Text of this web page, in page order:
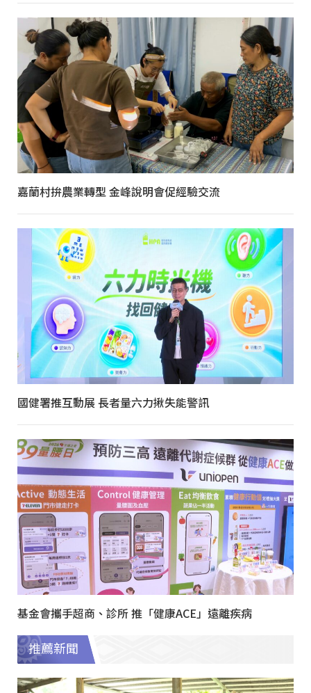
嘉蘭村拚農業轉型 金峰說明會促經驗交流
國健署推互動展 長者量六力揪失能警訊
基金會攜手超商、診所 推「健康ACE」遠離疾病
推薦新聞